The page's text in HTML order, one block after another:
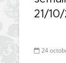
21/
24